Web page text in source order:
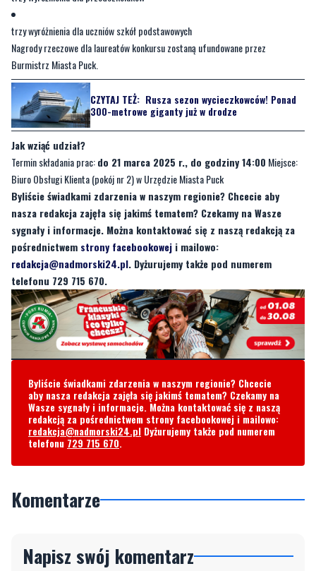
trzy wyróżnienia dla uczniów szkół podstawowych
Nagrody rzeczowe dla laureatów konkursu zostaną ufundowane przez
Burmistrz Miasta Puck.
CZYTAJ TEŻ: Rusza sezon wycieczkowców! Ponad
300-metrowe giganty już w drodze
Jak wziąć udział?
Termin składania prac:do 21 marca 2025 r., do godziny 14:00 Miejsce:
Biuro Obsługi Klienta (pokój nr 2) w Urzędzie Miasta Puck
Byliście świadkami zdarzenia w naszym regionie? Chcecie aby
nasza redakcja zajęła się jakimś tematem? Czekamy na Wasze
sygnały i informacje. Można kontaktować się z naszą redakcją za
pośrednictwem strony facebookowej i mailowo:
redakcja@nadmorski24.pl. Dyżurujemy także pod numerem
telefonu 729 715 670.
Byliście świadkami zdarzenia w naszym regionie? Chcecie
aby nasza redakcja zajęła się jakimś tematem? Czekamy na
Wasze sygnały i informacje. Można kontaktować się z naszą
redakcją za pośrednictwem strony facebookowej i mailowo:
redakcja@nadmorski24.pl Dyżurujemy także pod numerem
telefonu 729 715 670.
Komentarze
Napisz swój komentarz